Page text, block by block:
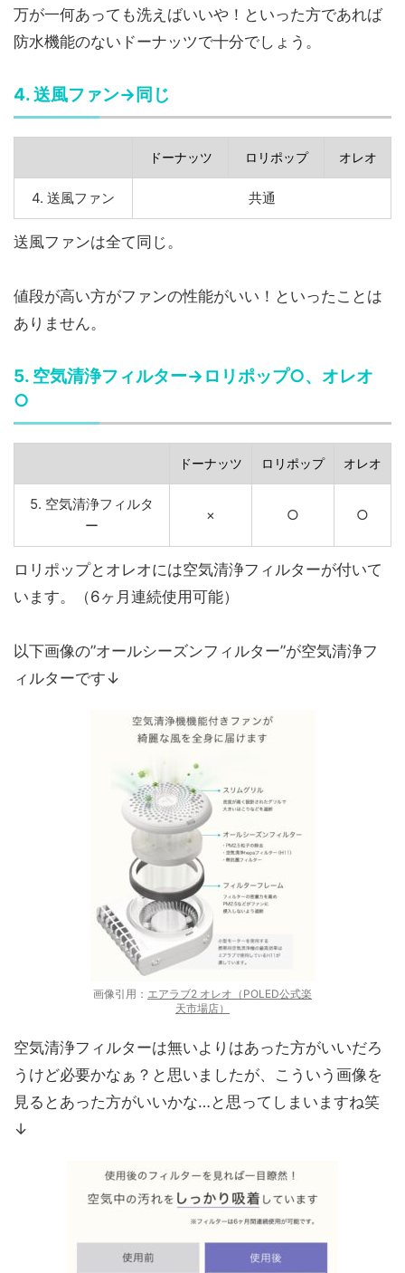
万が一何あっても洗えばいいや！といった方であれば
防水機能のないドーナッツで十分でしょう。
4. 送風ファン→同じ
ドーナッツ ロリポップ オレオ
4. 送風ファン 共通
送風ファンは全て同じ。
値段が高い方がファンの性能がいい！といったことは
ありません。
5. 空気清浄フィルター→ロリポップ○、オレオ
○
ドーナッツ ロリポップ オレオ
5. 空気清浄フィルタ
ー
× ○ ○
ロリポップとオレオには空気清浄フィルターが付いて
います。（6ヶ月連続使用可能）
以下画像の”オールシーズンフィルター”が空気清浄フ
ィルターです↓
画像引用： エアラブ2 オレオ（POLED公式楽
天市場店）
空気清浄フィルターは無いよりはあった方がいいだろ
うけど必要かなぁ？と思いましたが、こういう画像を
見るとあった方がいいかな…と思ってしまいますね笑
↓